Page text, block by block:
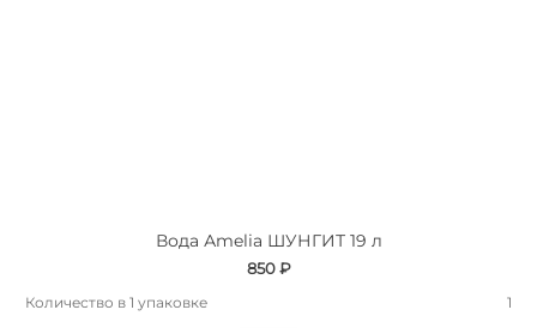
Вода Аmelia ШУНГИТ 19 л
850 ₽
Количество в 1 упаковке 1